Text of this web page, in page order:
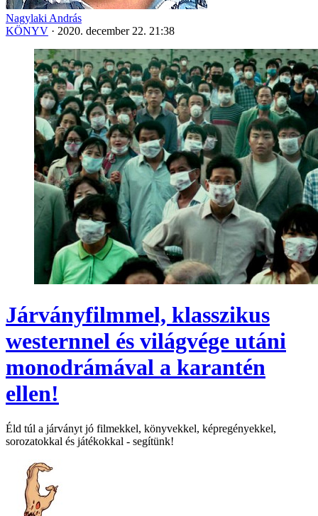
Nagylaki András
KÖNYV · 2020. december 22. 21:38
Járványfilmmel, klasszikus
westernnel és világvége utáni
monodrámával a karantén
ellen!
Éld túl a járványt jó filmekkel, könyvekkel, képregényekkel,
sorozatokkal és játékokkal - segítünk!